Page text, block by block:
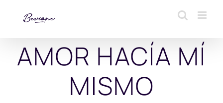
AMOR HACÍA MÍ
MISMO